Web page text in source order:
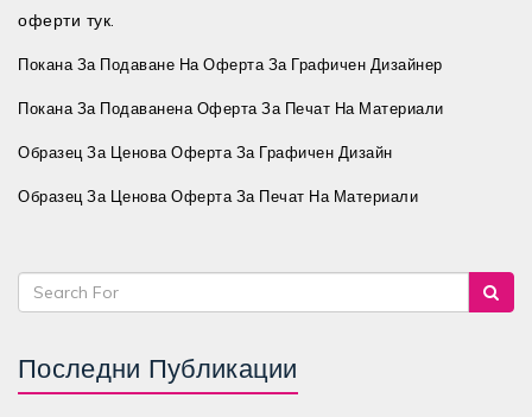
оферти тук.
Покана За Подаване На Оферта За Графичен Дизайнер
Покана За Подаванена Оферта За Печат На Материали
Образец За Ценова Оферта За Графичен Дизайн
Образец За Ценова Оферта За Печат На Материали
Последни Публикации